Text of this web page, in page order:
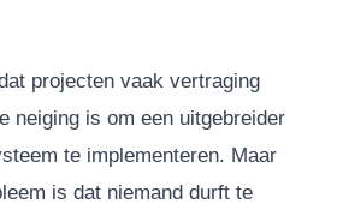
projecten vaak vertraging
neiging is om een uitgebreider
te implementeren. Maar
is dat niemand durft te